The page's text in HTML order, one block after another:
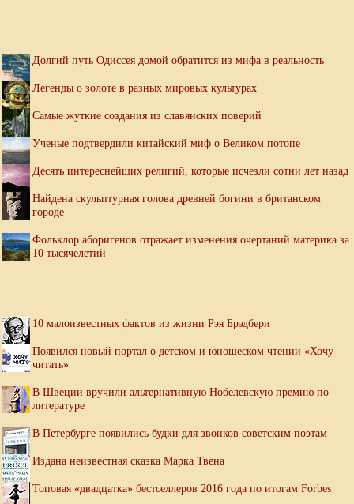
Долгий путь Одиссея домой обратится из мифа в реальность
Легенды о золоте в разных мировых культурах
Самые жуткие создания из славянских поверий
Ученые подтвердили китайский миф о Великом потопе
Десять интереснейших религий, которые исчезли сотни лет назад
Найдена скульптурная голова древней богини в британском
городе
Фольклор аборигенов отражает изменения очертаний материка за
10 тысячелетий
10 малоизвестных фактов из жизни Рэя Брэдбери
Появился новый портал о детском и юношеском чтении «Хочу
читать»
В Швеции вручили альтернативную Нобелевскую премию по
литературе
В Петербурге появились будки для звонков советским поэтам
Издана неизвестная сказка Марка Твена
Топовая «двадцатка» бестселлеров 2016 года по итогам Forbes